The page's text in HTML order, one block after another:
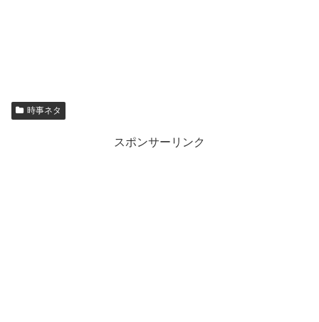
時事ネタ
スポンサーリンク